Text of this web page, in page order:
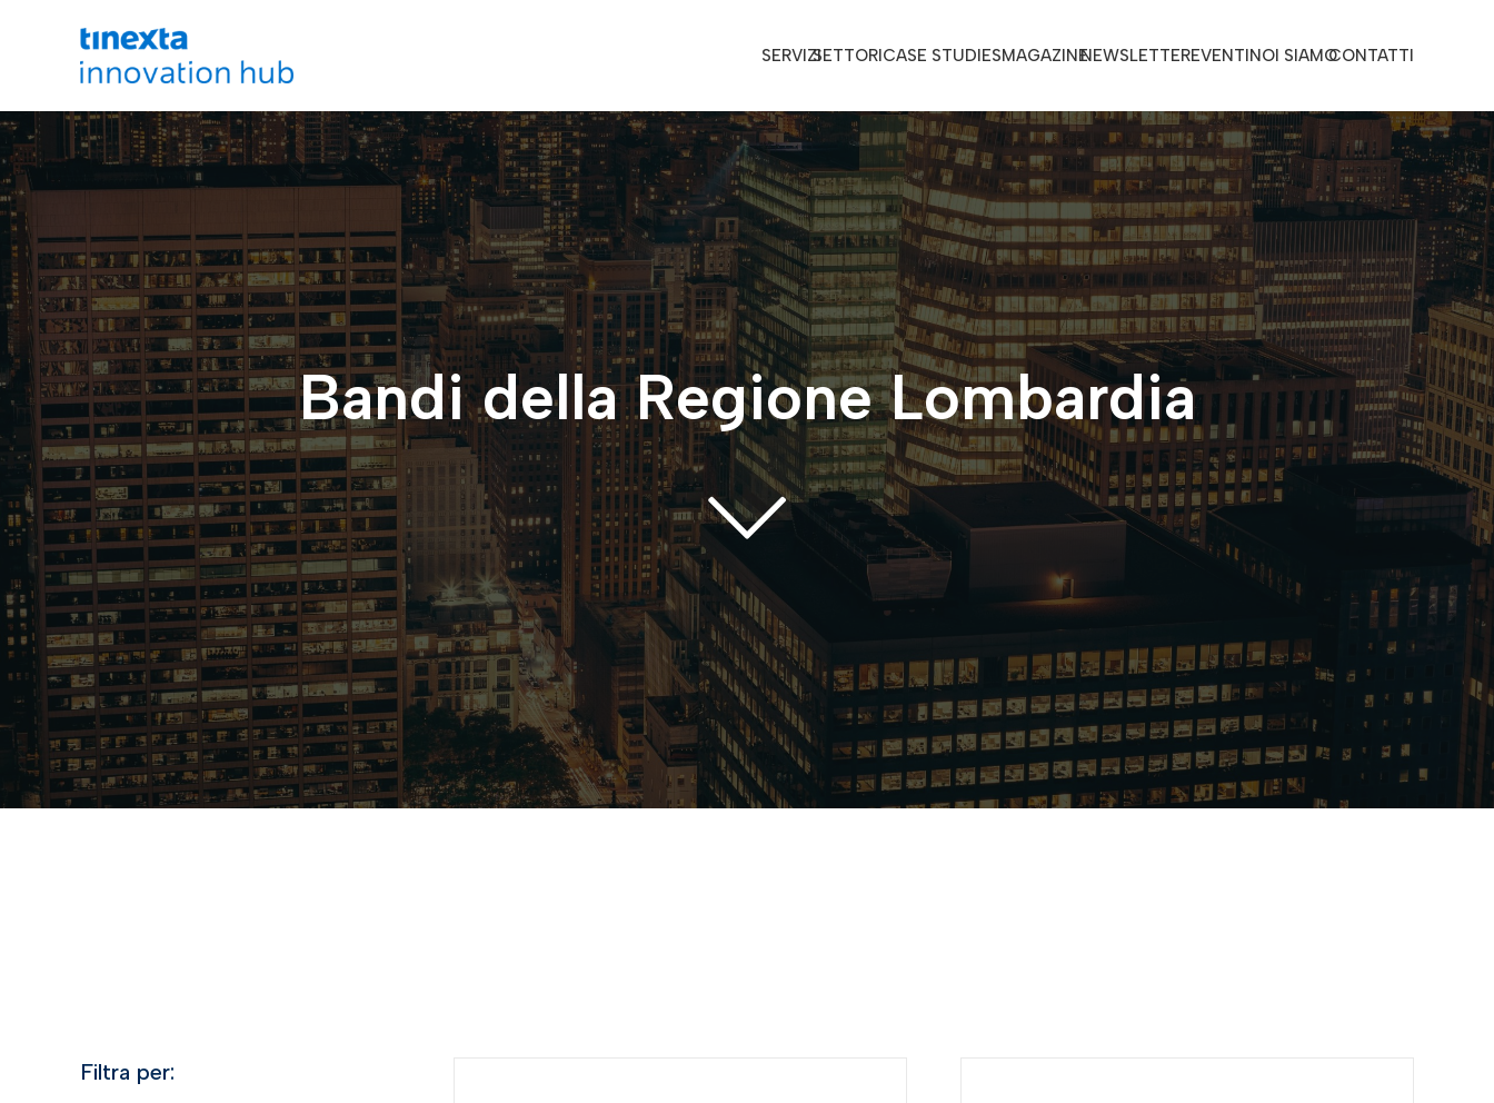
SERVIZISETTORICASE STUDIESMAGAZINENEWSLETTEREVENTINOI SIAMOCONTATTI
Bandi della Regione Lombardia
Filtra per: